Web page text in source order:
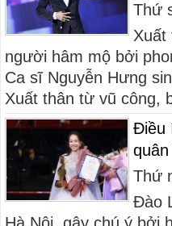
Thứ
Xuất
người hâm mộ bởi
Ca sĩ Nguyễn Hưng
Xuất thân từ vũ công,
Điều
quân
Thứ
Đào